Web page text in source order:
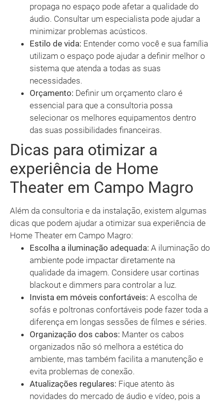
propaga no espaço pode afetar a qualidade do
áudio. Consultar um especialista pode ajudar a
minimizar problemas acústicos.
Estilo de vida: Entender como você e sua família
utilizam o espaço pode ajudar a definir melhor o
sistema que atenda a todas as suas
necessidades.
Orçamento: Definir um orçamento claro é
essencial para que a consultoria possa
selecionar os melhores equipamentos dentro
das suas possibilidades financeiras.
Dicas para otimizar a
experiência de Home
Theater em Campo Magro
Além da consultoria e da instalação, existem algumas
dicas que podem ajudar a otimizar sua experiência de
Home Theater em Campo Magro:
Escolha a iluminação adequada: A iluminação do
ambiente pode impactar diretamente na
qualidade da imagem. Considere usar cortinas
blackout e dimmers para controlar a luz.
Invista em móveis confortáveis: A escolha de
sofás e poltronas confortáveis pode fazer toda a
diferença em longas sessões de filmes e séries.
Organização dos cabos: Manter os cabos
organizados não só melhora a estética do
ambiente, mas também facilita a manutenção e
evita problemas de conexão.
Atualizações regulares: Fique atento às
novidades do mercado de áudio e vídeo, pois a